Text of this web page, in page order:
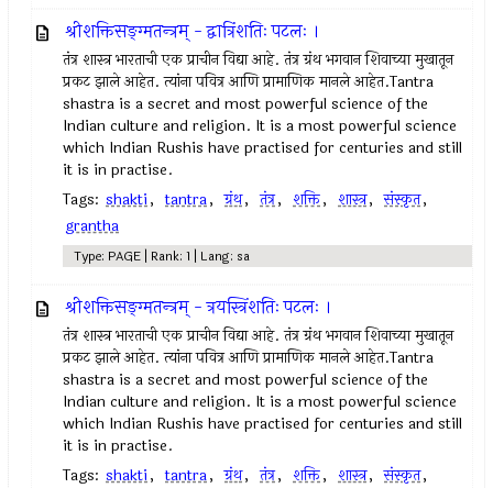
श्रीशक्तिसङ्ग्मतन्त्रम् - द्वात्रिंशतिः पटलः ।
तंत्र शास्त्र भारताची एक प्राचीन विद्या आहे. तंत्र ग्रंथ भगवान शिवाच्या मुखातून
प्रकट झाले आहेत. त्यांना पवित्र आणि प्रामाणिक मानले आहेत.Tantra
shastra is a secret and most powerful science of the
Indian culture and religion. It is a most powerful science
which Indian Rushis have practised for centuries and still
it is in practise.
Tags: shakti, tantra, ग्रंथ, तंत्र, शक्ति, शास्त्र, संस्कृत,
grantha
Type: PAGE | Rank: 1 | Lang: sa
श्रीशक्तिसङ्ग्मतन्त्रम् - त्रयस्त्रिंशतिः पटलः ।
तंत्र शास्त्र भारताची एक प्राचीन विद्या आहे. तंत्र ग्रंथ भगवान शिवाच्या मुखातून
प्रकट झाले आहेत. त्यांना पवित्र आणि प्रामाणिक मानले आहेत.Tantra
shastra is a secret and most powerful science of the
Indian culture and religion. It is a most powerful science
which Indian Rushis have practised for centuries and still
it is in practise.
Tags: shakti, tantra, ग्रंथ, तंत्र, शक्ति, शास्त्र, संस्कृत,